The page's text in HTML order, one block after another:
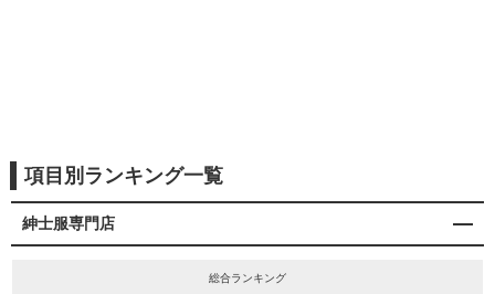
項目別ランキング一覧
紳士服専門店
総合ランキング